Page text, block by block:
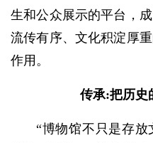
生和公众展示的平台，
流传有序、文化积淀厚
作用。
传承:把历史
“博物馆不只是存放